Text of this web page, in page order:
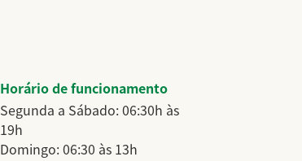
Horário de funcionamento
Segunda a Sábado: 06:30h às
19h
Domingo: 06:30 às 13h